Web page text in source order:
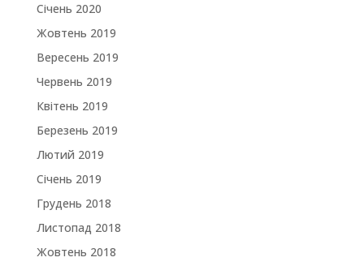
Січень 2020
Жовтень 2019
Вересень 2019
Червень 2019
Квітень 2019
Березень 2019
Лютий 2019
Січень 2019
Грудень 2018
Листопад 2018
Жовтень 2018